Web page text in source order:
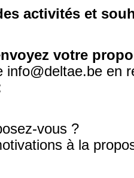
activités et
votre
info@deltae.be en
vous ?
à la